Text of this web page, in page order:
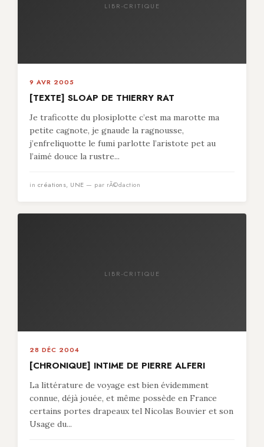
LIBR-CRITIQUE
9 AVR 2005
[TEXTE] SLOAP DE THIERRY RAT
Je traficotte du plosiplotte c’est ma marotte ma
petite cagnote, je gnaude la ragnousse,
j’enfreliquotte le fumi parlotte l’aristote pet au
l’aimé douce la rustre...
in créations, UNE — par rÃ©daction
LIBR-CRITIQUE
28 DÉC 2004
[CHRONIQUE] INTIME DE PIERRE ALFERI
La littérature de voyage est bien évidemment
connue, déjà jouée, et même possède en France
certains portes drapeaux tel Nicolas Bouvier et son
Usage du...